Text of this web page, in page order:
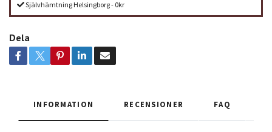
Självhämtning Helsingborg - 0kr
Dela
INFORMATION RECENSIONER FAQ